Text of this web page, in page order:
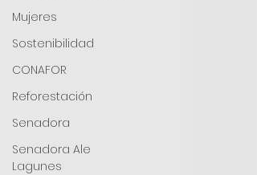
Mujeres
Sostenibilidad
CONAFOR
Reforestación
Senadora
Senadora Ale
Lagunes